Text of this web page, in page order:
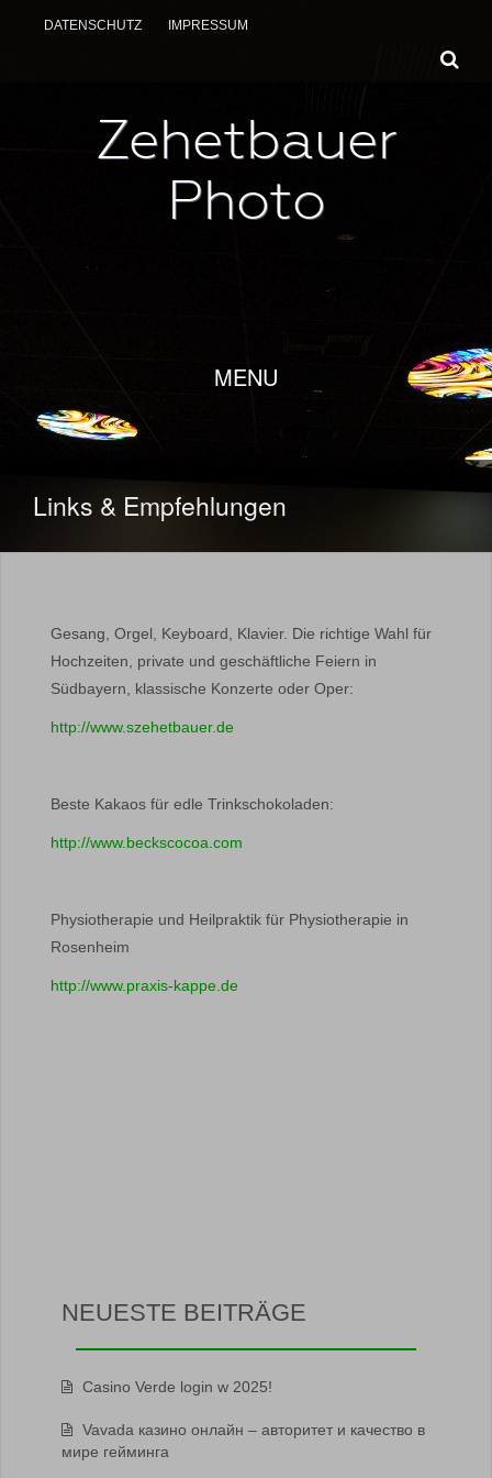
DATENSCHUTZ IMPRESSUM
Zehetbauer
Photo
MENU
Links & Empfehlungen
Gesang, Orgel, Keyboard, Klavier. Die richtige Wahl für
Hochzeiten, private und geschäftliche Feiern in
Südbayern, klassische Konzerte oder Oper:
http://www.szehetbauer.de
Beste Kakaos für edle Trinkschokoladen:
http://www.beckscocoa.com
Physiotherapie und Heilpraktik für Physiotherapie in
Rosenheim
http://www.praxis-kappe.de
NEUESTE BEITRÄGE
Casino Verde login w 2025!
Vavada казино онлайн – авторитет и качество в
мире гейминга